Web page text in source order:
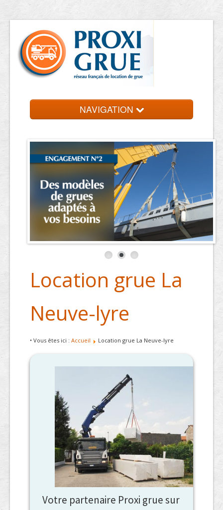
NAVIGATION
Location de grue
Location grue La
Neuve-lyre
• Vous êtes ici : Accueil Location grue La Neuve-lyre
Votre partenaire Proxi grue sur